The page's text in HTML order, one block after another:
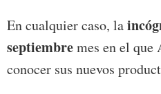
En cualquier caso, la
septiembremes en el que
conocer sus nuevos